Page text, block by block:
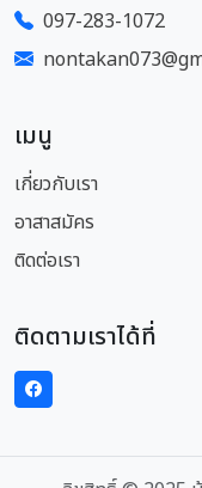
097-283-1072
เมนู
เกี่ยวกับเรา
อาสาสมัคร
ติดต่อเรา
ติดตามเราได้ที่